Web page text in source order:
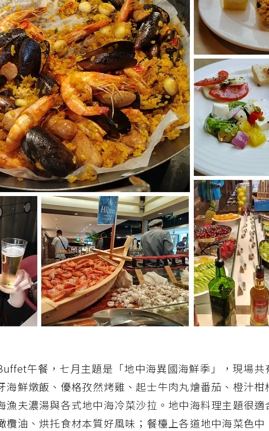
午餐，七月主題是「地中海異國海鮮季」，現場共
海鮮燉飯、優格孜然烤雞、起士牛肉丸燴番茄、橙汁柑
漁夫濃湯與各式地中海冷菜沙拉。地中海料理主題很適
欖油、烘托食材本質好風味；餐檯上各道地中海菜色中